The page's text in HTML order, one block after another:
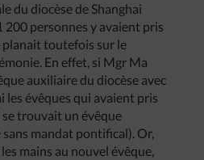
du diocèse de Shanghai
200 personnes y avaient pris
toutefois sur le
En effet, si Mgr Ma
auxiliaire du diocèse avec
les évêques qui avaient pris
se trouvait un évêque
mandat pontifical). Or,
mains au nouvel évêque,